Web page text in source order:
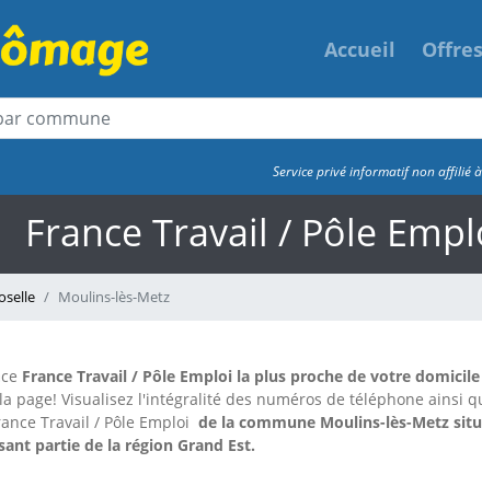
Accueil
Service privé informatif non affilié
France Travail / Pôle
Moulins-lès-Metz
France Travail / Pôle Emploi la plus proche de votre domicile
page! Visualisez l'intégralité des numéros de téléphone ainsi
Travail / Pôle Emploi de la commune Moulins-lès-Metz
partie de la région Grand Est.